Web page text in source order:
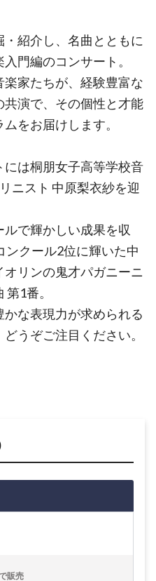
紹介し、名曲とともに
門編のコンサート。
家たちが、経験豊富な
演で、その個性と才能
をお届けします。
は桐朋女子高等学校音
ニスト 中原梨衣紗を迎
で輝かしい成果を収
クール2位に輝いた中
リンの鬼才パガニーニ
1番。
な表現力が求められる
うぞご注目ください。
販売